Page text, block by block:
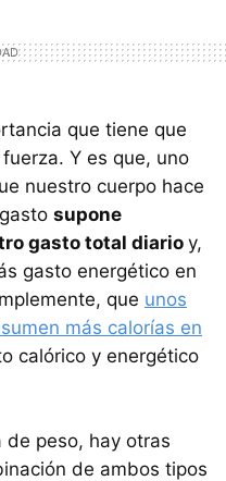
que tiene que
Y es que, uno
nuestro cuerpo hace
supone
gasto total diario y,
gasto energético en
que unos
más calorías en
calórico y energético
de peso, hay otras
de ambos tipos